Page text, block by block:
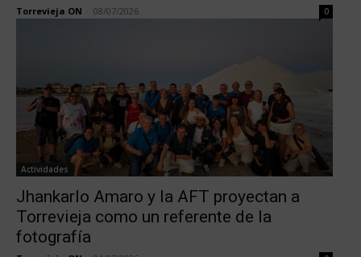
Torrevieja ON 08/07/2026 0
Actividades
Jhankarlo Amaro y la AFT proyectan a
Torrevieja como un referente de la
fotografía